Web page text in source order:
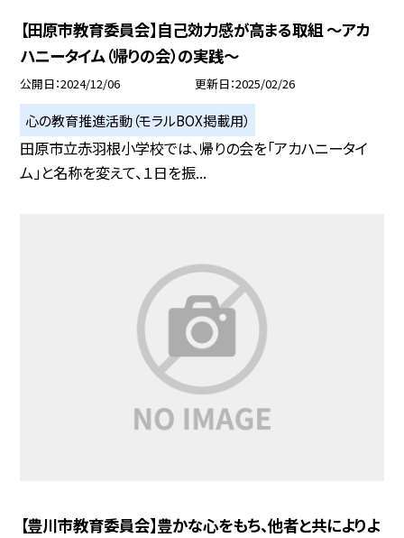
【田原市教育委員会】自己効力感が高まる取組 ～アカ
ハニータイム（帰りの会）の実践～
公開日 2024/12/06 更新日 2025/02/26
心の教育推進活動（モラルBOX掲載用）
田原市立赤羽根小学校では、帰りの会を「アカハニータイ
ム」と名称を変えて、１日を振...
【豊川市教育委員会】豊かな心をもち、他者と共によりよ